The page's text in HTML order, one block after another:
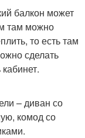
балкон может
там можно
то есть там
сделать
– диван со
комод со